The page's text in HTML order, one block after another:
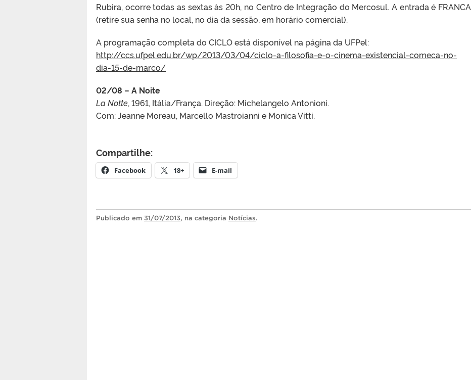
Rubira, ocorre todas as sextas às 20h, no Centro de Integração do Mercosul. A entrada é FRANCA
(retire sua senha no local, no dia da sessão, em horário comercial).
A programação completa do CICLO está disponível na página da UFPel:
http://ccs.ufpel.edu.br/wp/2013/03/04/ciclo-a-filosofia-e-o-cinema-existencial-comeca-no-
dia-15-de-marco/
02/08 – A Noite
La Notte, 1961, Itália/França. Direção: Michelangelo Antonioni.
Com: Jeanne Moreau, Marcello Mastroianni e Monica Vitti.
Compartilhe:
Facebook 18+ E-mail
Publicado em 31/07/2013, na categoria Notícias.